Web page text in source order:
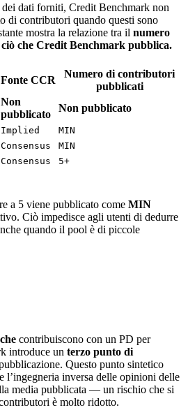
dei dati forniti, Credit Benchmark non
di contributori quando questi sono
mostra la relazione tra il numero
ciò che Credit Benchmark pubblica.
Fonte CCR
Numero di contributori
pubblicati
Non
pubblicato
Non pubblicato
Implied MIN
Consensus MIN
Consensus 5+
a 5 viene pubblicato come MIN
Ciò impedisce agli utenti di dedurre
quando il pool è di piccole
contribuiscono con un PD per
introduce un terzo punto di
Questo punto sintetico
l’ingegneria inversa delle opinioni delle
media pubblicata — un rischio che si
è molto ridotto.